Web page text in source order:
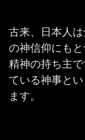
古来、日本人
の神信仰にも
精神の持ち主
ている神事と
ます。